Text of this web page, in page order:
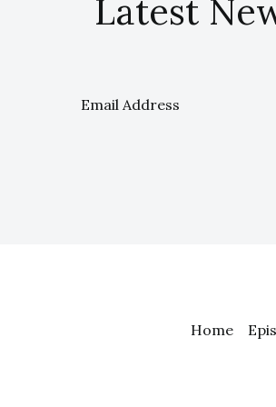
Latest
Home